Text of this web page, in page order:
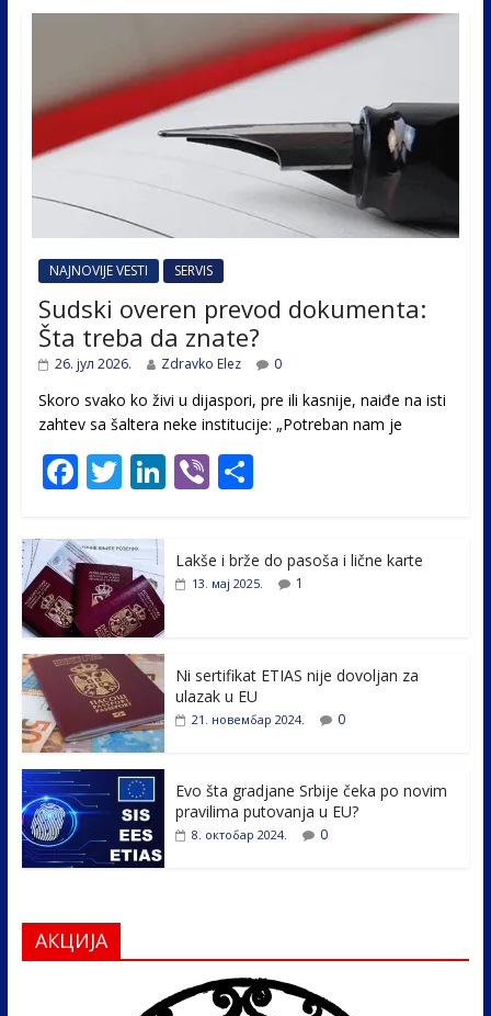
NAJNOVIJE VESTI SERVIS
Sudski overen prevod dokumenta:
Šta treba da znate?
26. јул 2026. Zdravko Elez 0
Skoro svako ko živi u dijaspori, pre ili kasnije, naiđe na isti
zahtev sa šaltera neke institucije: „Potreban nam je
F
e
b
o
o
k
T
itt
er
Li
e
Vi
er
S
ar
e
Lakše i brže do pasoša i lične karte
13. мај 2025. 1
Ni sertifikat ETIAS nije dovoljan za
ulazak u EU
21. новембар 2024. 0
Evo šta gradjane Srbije čeka po novim
pravilima putovanja u EU?
8. октобар 2024. 0
АКЦИЈА